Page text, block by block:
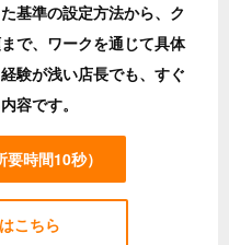
基準の設定方法から、ク
で、ワークを通じて具体
験が浅い店長でも、すぐ
容です。
要時間10秒）
こちら